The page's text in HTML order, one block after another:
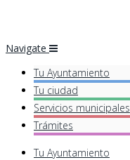
Navigate
Tu Ayuntamiento
Tu ciudad
Servicios municipales
Trámites
Tu Ayuntamiento